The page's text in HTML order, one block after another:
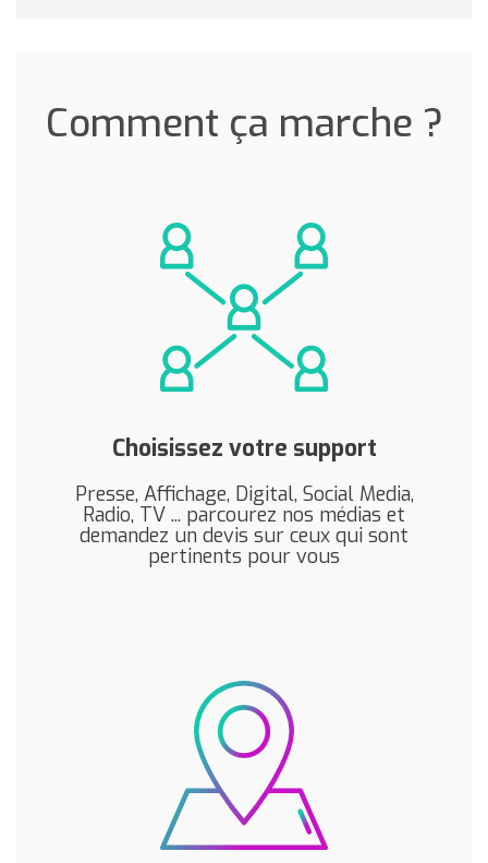
Comment ça marche ?
Choisissez votre support
Presse, Affichage, Digital, Social Media,
Radio, TV ... parcourez nos médias et
demandez un devis sur ceux qui sont
pertinents pour vous